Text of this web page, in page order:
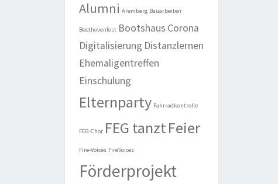
Alumni Aremberg Bauarbeiten
Beethovenfest Bootshaus Corona
Digitalisierung Distanzlernen
Ehemaligentreffen
Einschulung
Elternparty Fahrradkontrolle
FEG-Chor FEG tanztFeier
Fire-Voices FireVoices
Förderprojekt